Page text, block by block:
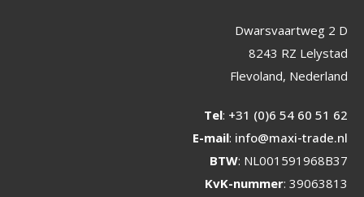
Dwarsvaartweg 2 D
8243 RZ Lelystad
Flevoland, Nederland
Tel: +31 (0)6 54 60 51 62
E-mail: info@maxi-trade.nl
BTW: NL001591968B37
KvK-nummer: 39063813